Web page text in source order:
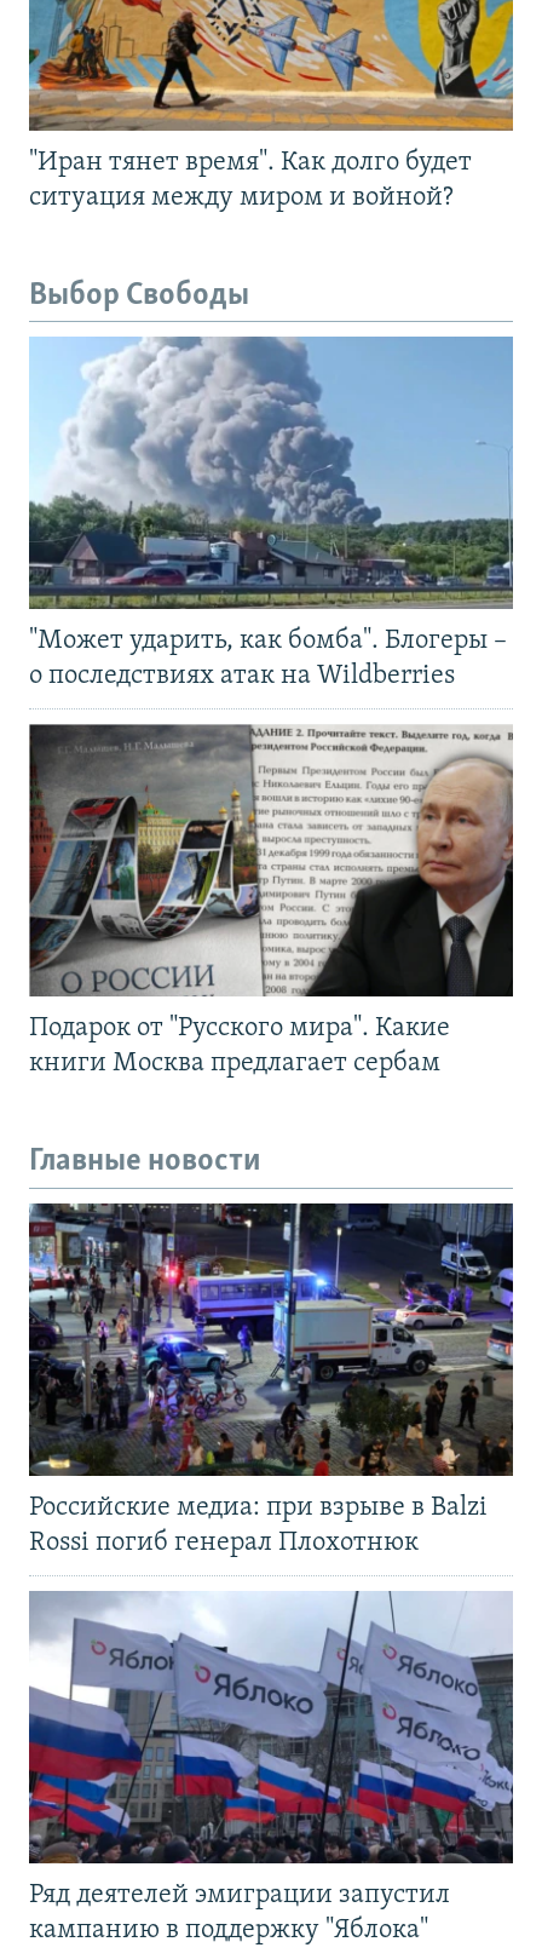
"Иран тянет время". Как долго будет
ситуация между миром и войной?
Выбор Свободы
"Может ударить, как бомба". Блогеры –
о последствиях атак на Wildberries
Подарок от "Русского мира". Какие
книги Москва предлагает сербам
Главные новости
Российские медиа: при взрыве в Balzi
Rossi погиб генерал Плохотнюк
Ряд деятелей эмиграции запустил
кампанию в поддержку "Яблока"